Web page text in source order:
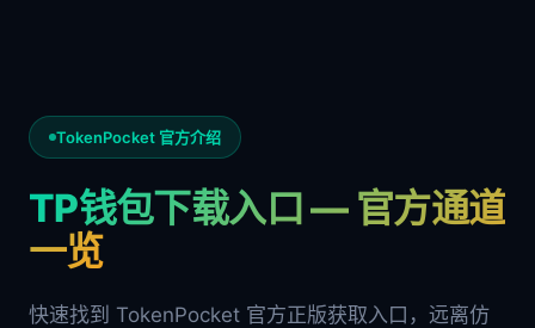
TokenPocket 官方介绍
TP钱包下载入口 — 官方通道
一览
快速找到 TokenPocket 官方正版获取入口，远离仿